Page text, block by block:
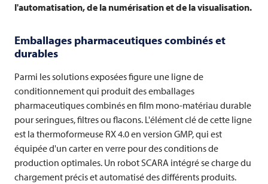
l'automatisation, de la numérisation et de la visualisation.
Emballages pharmaceutiques combinés et
durables
Parmi les solutions exposées figure une ligne de
conditionnement qui produit des emballages
pharmaceutiques combinés en film mono-matériau durable
pour seringues, filtres ou flacons. L'élément clé de cette ligne
est la thermoformeuse RX 4.0 en version GMP, qui est
équipée d'un carter en verre pour des conditions de
production optimales. Un robot SCARA intégré se charge du
chargement précis et automatisé des différents produits.